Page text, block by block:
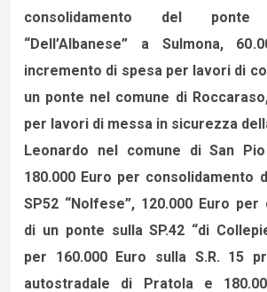
consolidamento del
“Dell’Albanese” a Sulmona,
incremento di spesa per lavori di
un ponte nel comune di
per lavori di messa in sicurezza
Leonardo nel comune di San
180.000 Euro per consolidamento
SP52 “Nolfese”, 120.000 Euro per
di un ponte sulla SP.42 “di
per 160.000 Euro sulla S.R. 15
autostradale di Pratola e